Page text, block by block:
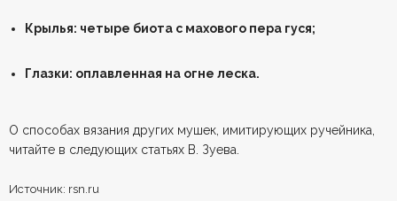
Крылья: четыре биота с махового пера гуся;
Глазки: оплавленная на огне леска.
О способах вязания других мушек, имитирующих ручейника,
читайте в следующих статьях В. Зуева.
Источник: rsn.ru